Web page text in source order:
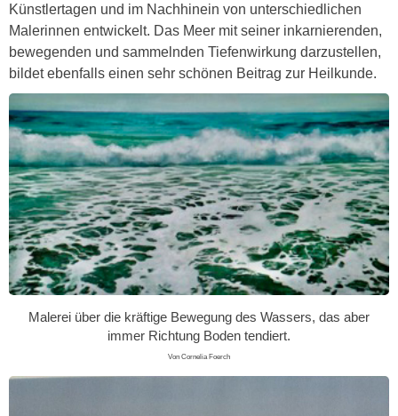
Künstlertagen und im Nachhinein von unterschiedlichen
Malerinnen entwickelt. Das Meer mit seiner inkarnierenden,
bewegenden und sammelnden Tiefenwirkung darzustellen,
bildet ebenfalls einen sehr schönen Beitrag zur Heilkunde.
Malerei über die kräftige Bewegung des Wassers, das aber
immer Richtung Boden tendiert.
Von Cornelia Foerch